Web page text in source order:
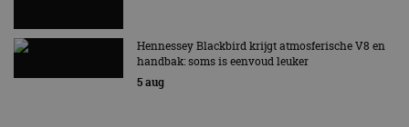
Hennessey Blackbird krijgt atmosferische V8 en
handbak: soms is eenvoud leuker
5 aug